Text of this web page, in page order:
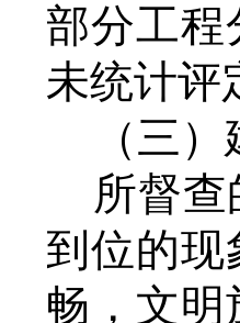
部分工程
未统计评
（三
所督
到位的现
畅，文明